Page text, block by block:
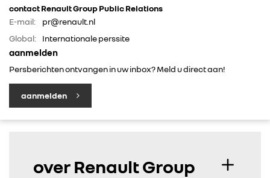
RENAULT
DACIA
ALLIANCE
contact Renault Group Public Relations
E-mail:
pr@renault.nl
Global:
Internationale perssite
aanmelden
Persberichten ontvangen in uw inbox? Meld u direct aan!
aanmelden
over Renault Group